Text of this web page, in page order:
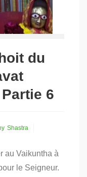
du
6
Shastra
au Vaikuntha à
le Seigneur.